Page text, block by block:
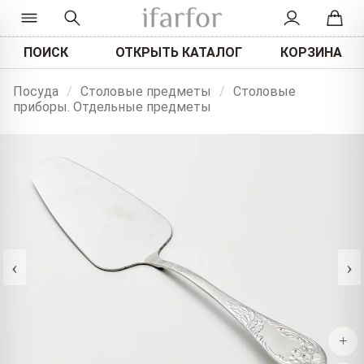
ПОИСК ОТКРЫТЬ КАТАЛОГ КОРЗИНА
Посуда / Столовые предметы / Столовые
приборы. Отдельные предметы
‹ ›
+